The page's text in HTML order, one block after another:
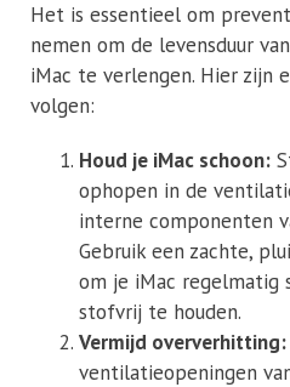
Het is essentieel om
nemen om de levensduur
iMac te verlengen. Hier zijn
volgen:
Houd je iMac schoon:
ophopen in de
interne componenten
Gebruik een zachte,
om je iMac regelmatig
stofvrij te houden.
Vermijd oververhitting:
ventilatieopeningen